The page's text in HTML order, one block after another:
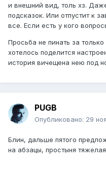
и внешний вид, толь хз.
подсказок. Или отпустит к
все. Если есть у кого
Просьба не пинать за
хотелось поделится
история вичещена нею под
PUGB
Опубликовано: 29
Блин, дальше пятого
на абзацы, простыня